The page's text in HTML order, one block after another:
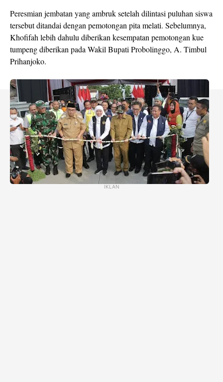
Peresmian jembatan yang ambruk setelah dilintasi puluhan siswa
tersebut ditandai dengan pemotongan pita melati. Sebelumnya,
Khofifah lebih dahulu diberikan kesempatan pemotongan kue
tumpeng diberikan pada Wakil Bupati Probolinggo, A. Timbul
Prihanjoko.
IKLAN